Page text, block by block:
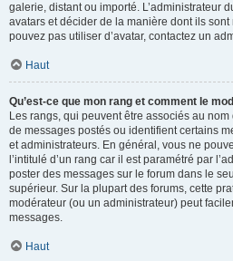
galerie, distant ou importé. L’administrateur
avatars et décider de la manière dont ils
pouvez pas utiliser d’avatar, contactez un
Haut
Qu’est-ce que mon rang et comment le
Les rangs, qui peuvent être associés au
de messages postés ou identifient certains
et administrateurs. En général, vous ne
l’intitulé d’un rang car il est paramétré par
poster des messages sur le forum dans le
supérieur. Sur la plupart des forums, cette
modérateur (ou un administrateur) peut
messages.
Haut